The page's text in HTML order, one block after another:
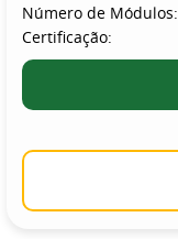
Número de Módulos:
Certificação: